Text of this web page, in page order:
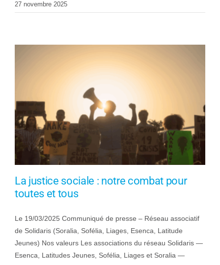
27 novembre 2025
La justice sociale : notre combat pour
toutes et tous
Le 19/03/2025 Communiqué de presse – Réseau associatif
de Solidaris (Soralia, Sofélia, Liages, Esenca, Latitude
Jeunes) Nos valeurs Les associations du réseau Solidaris —
Esenca, Latitudes Jeunes, Sofélia, Liages et Soralia —